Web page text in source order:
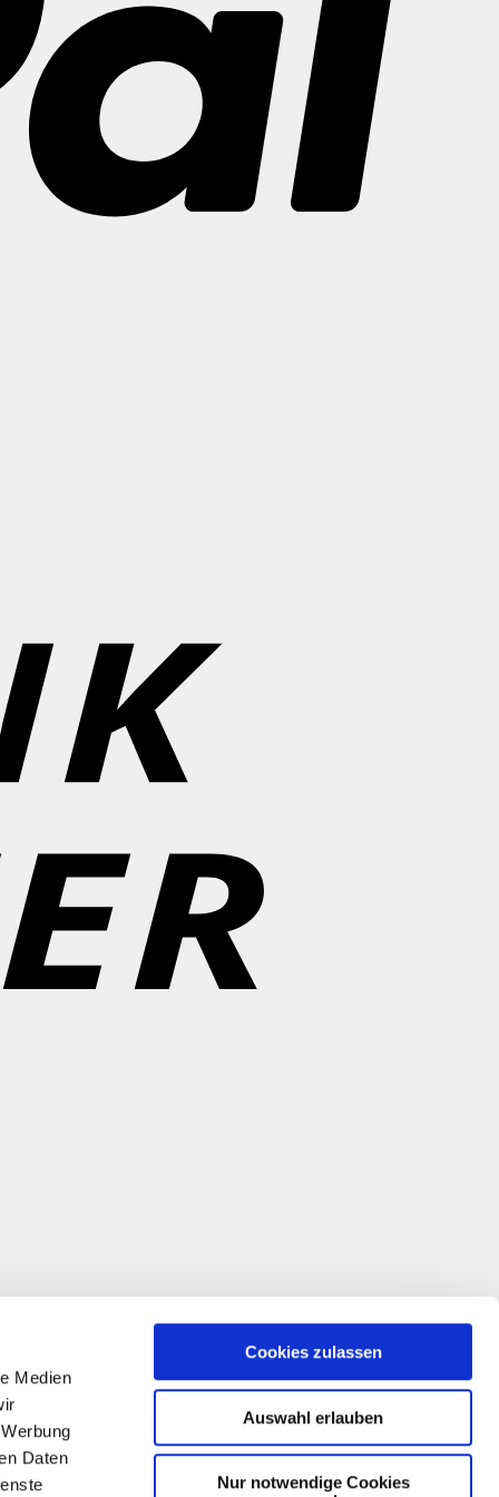
Medien
Daten
Cookies zulassen
Auswahl erlauben
Nur notwendige Cookies